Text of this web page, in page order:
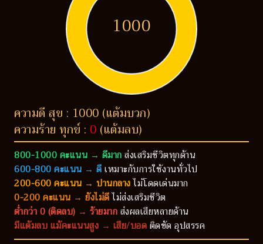
1000
ความดี สุข : 1000 (แต้มบวก)
ความร้าย ทุกข์ : 0 (แต้มลบ)
800-1000 คะแนน → ดีมากส่งเสริมชีวิตทุกด้าน
600-800 คะแนน → ดีเหมาะกับการใช้งานทั่วไป
200-600 คะแนน → ปานกลางไม่โดดเด่นมาก
0-200 คะแนน → ยังไม่ดีไม่ส่งเสริมชีวิต
ต่ำกว่า 0 (ติดลบ) → ร้ายมากส่งผลเสียหลายด้าน
มีแต้มลบ แม้คะแนนสูง → เสีย/บอดติดขัด อุปสรรค